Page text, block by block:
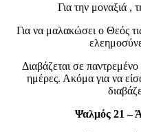
Για την μοναξιά ,
Για να μαλακώσει ο Θεός
Διαβάζεται σε
ημέρες. Ακόμα για να
Ψαλμός 21 –